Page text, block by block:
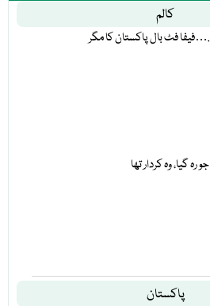
کالم
فیفا فٹ بال پاکستان کا مگر….
جو رہ گیا، وہ کردار تھا
پاکستان